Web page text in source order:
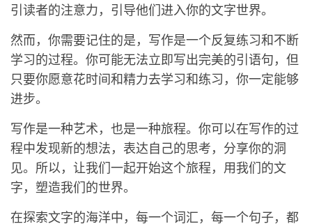
引读者的注意力，引导他们进入你的文字世界。
然而，你需要记住的是，写作是一个反复练习和不断
学习的过程。你可能无法立即写出完美的引语句，但
只要你愿意花时间和精力去学习和练习，你一定能够
进步。
写作是一种艺术，也是一种旅程。你可以在写作的过
程中发现新的想法，表达自己的思考，分享你的洞
见。所以，让我们一起开始这个旅程，用我们的文
字，塑造我们的世界。
在探索文字的海洋中，每一个词汇，每一个句子，都